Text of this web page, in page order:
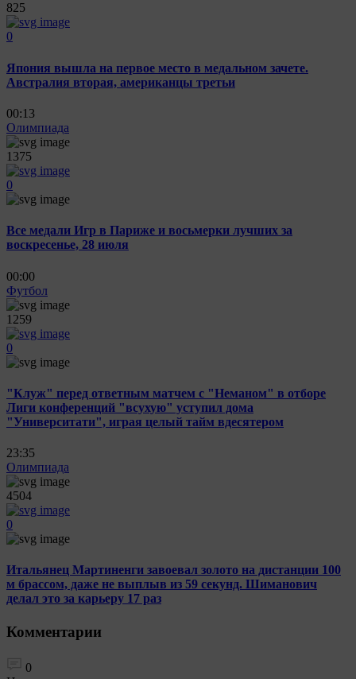
825
0
Япония вышла на первое место в медальном зачете.
Австралия вторая, американцы третьи
00:13
Олимпиада
1375
0
Все медали Игр в Париже и восьмерки лучших за
воскресенье, 28 июля
00:00
Футбол
1259
0
"Клуж" перед ответным матчем с "Неманом" в отборе
Лиги конференций "всухую" уступил дома
"Университати", играя целый тайм вдесятером
23:35
Олимпиада
4504
0
Итальянец Мартиненги завоевал золото на дистанции 100
м брассом, даже не выплыв из 59 секунд. Шиманович
делал это за карьеру 17 раз
Комментарии
0